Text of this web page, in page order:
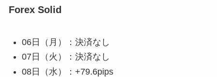
Forex Solid
06日（月）：決済なし
07日（火）：決済なし
08日（水）：+79.6pips